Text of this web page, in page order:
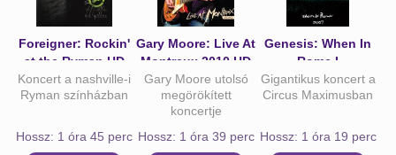
Foreigner: Rockin'
at the Ryman HD
Koncert a nashville-i
Ryman színházban
Hossz: 1 óra 45 perc
Gary Moore: Live At
Montreux 2010 HD
Gary Moore utolsó
megörökített
koncertje
Hossz: 1 óra 39 perc
Genesis: When In
Rome I
Gigantikus koncert a
Circus Maximusban
Hossz: 1 óra 19 perc